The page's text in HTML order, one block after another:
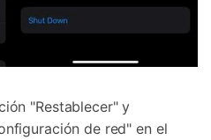
"Restablecer" y
de red" en el